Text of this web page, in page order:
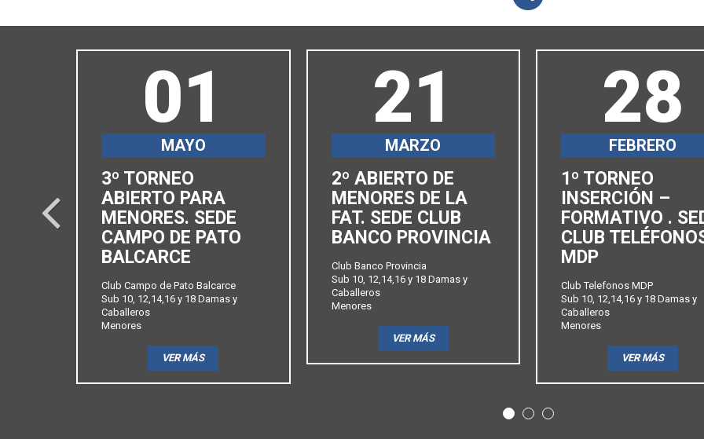
01
MAYO
3º TORNEO
ABIERTO PARA
MENORES. SEDE
CAMPO DE PATO
BALCARCE
Club Campo de Pato Balcarce
Sub 10, 12,14,16 y 18 Damas y
Caballeros
Menores
VER MÁS
21
MARZO
2º ABIERTO DE
MENORES DE LA
FAT. SEDE CLUB
BANCO PROVINCIA
Club Banco Provincia
Sub 10, 12,14,16 y 18 Damas y
Caballeros
Menores
VER MÁS
28
FEBRERO
1º TORNEO
INSERCIÓN –
FORMATIVO .
CLUB
MDP
Club Telefonos MDP
Sub 10, 12,14,16 y 18 Damas y
Caballeros
Menores
VER MÁS